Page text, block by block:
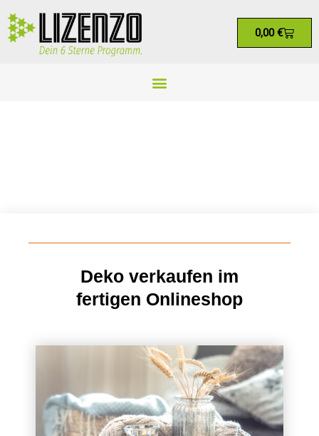
0,00€
Deko verkaufen im
fertigen Onlineshop